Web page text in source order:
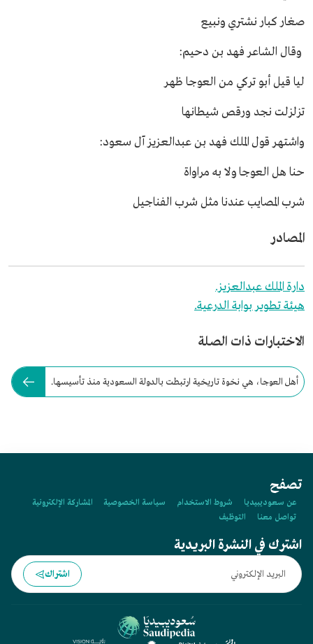
صغار كبار نشتري ونبيع
وقال الشاعر فهد بن دحيم:
ليا قيل أبو تركي من العوجا ظهر
تزلزلت نجد ورقص شيطانها
واشتهر قول الملك فهد بن عبدالعزيز آل سعود:
حنا هل العوجا ولا به مراواة
شرب المصايب عندنا مثل شرب الفناجيل
المصادر
دارة الملك عبدالعزيز.
هيئة تطوير بوابة الدرعية.
الاختبارات ذات الصلة
أهل العوجا، هي نخوة تاريخية ارتبطت بالدولة السعودية منذ تأسيسها.
تصفح
عن سعوديبيديا شروط الاستخدام سياسة الخصوصية
المشاركة الإلكترونية
تواصل معنا
التوظيف
اشترك في النشرة البريدية
اشتراك